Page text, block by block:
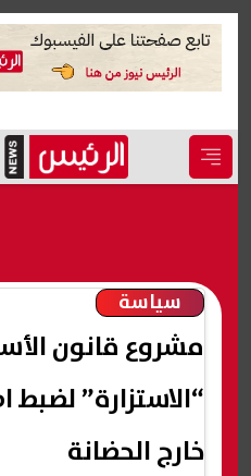
سياسة
مشروع قانون
“الاستزارة”
خارج الحضانة